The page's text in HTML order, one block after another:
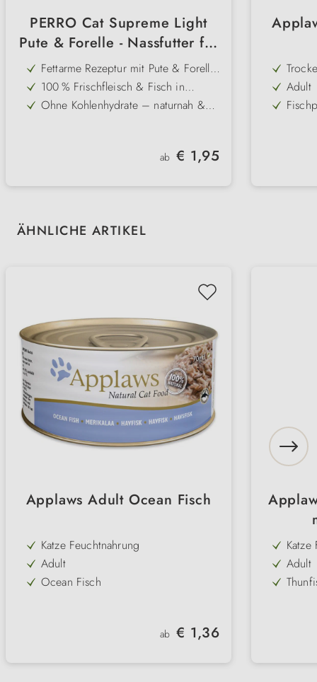
PERRO Cat Supreme Light
Pute & Forelle - Nassfutter für
Katzen
Fettarme Rezeptur mit Pute & Forelle
– leicht & proteinreich
100 % Frischfleisch & Fisch in
Lebensmittelqualität – ohne
Ohne Kohlenhydrate – naturnah &
verträglich auch bei sensiblen Katzen
Sehr hohe Akzeptanz – feine Pastete
Regulärer Preis:
ab € 1,95
Adult
Produktgalerie überspringen
ÄHNLICHE ARTIKEL
Applaws Adult Ocean Fisch
Katze Feuchtnahrung
Adult
Ocean Fisch
ohne künstliche ZusatzstoffeRegulärer Preis:
ab € 1,36
Katze
Adult